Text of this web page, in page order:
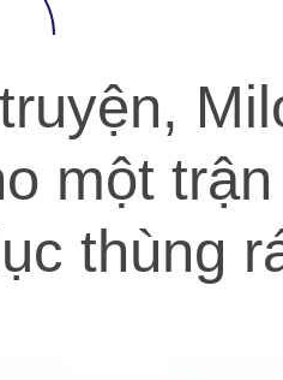
một
thùng